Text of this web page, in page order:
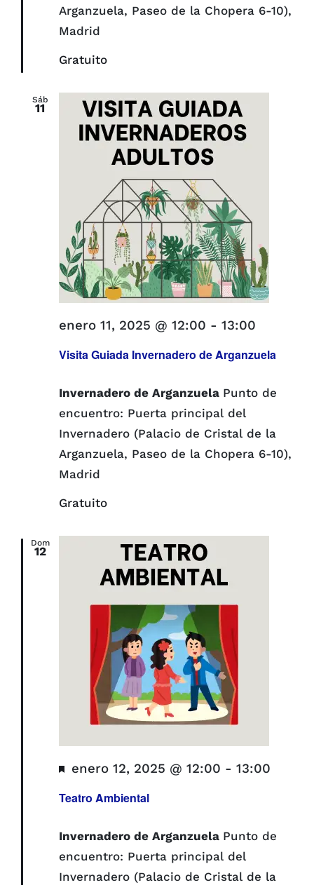
Arganzuela, Paseo de la Chopera 6-10),
Madrid
Gratuito
Sáb
11
Visita Guiada Invernadero de Arganzuela
enero 11, 2025 @ 12:00 - 13:00
Invernadero de Arganzuela Punto de
encuentro: Puerta principal del
Invernadero (Palacio de Cristal de la
Arganzuela, Paseo de la Chopera 6-10),
Madrid
Gratuito
Dom
12
Teatro Ambiental
Destacado
enero 12, 2025 @ 12:00 - 13:00
Invernadero de Arganzuela Punto de
encuentro: Puerta principal del
Invernadero (Palacio de Cristal de la